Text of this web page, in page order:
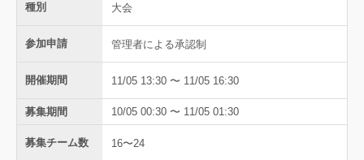
種別 大会
参加申請 管理者による承認制
開催期間 11/05 13:30 〜 11/05 16:30
募集期間 10/05 00:30 〜 11/05 01:30
募集チーム数 16〜24